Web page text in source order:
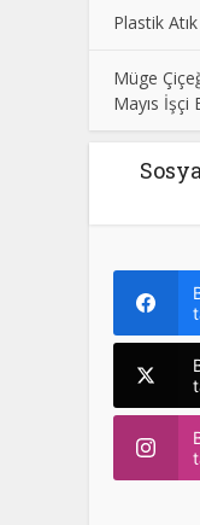
Plastik
Müge
Mayıs İşçi